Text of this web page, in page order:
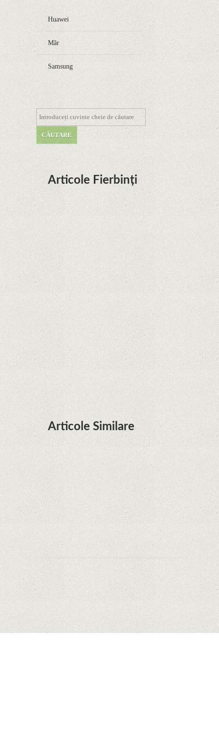
Huawei
Măr
Samsung
Articole Fierbinți
Dota Anime venind la Netflix în această lună de
la Legenda Korra Studio Mir
Curtea Supremă reglementează în favoarea
Google în Oracle Java Fight
Zvon: aplicațiile Google nu se mai pot instala pe
terminalele Huawei cu procesoare Kirin
Huawei P50 primeşte o posibilă dată de lansare
şi e mai curând decât credeam; Are cameră
telephoto cu zoom optic variabil
Articole Similare